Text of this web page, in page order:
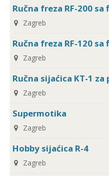
Ručna freza RF-200
Zagreb
Ručna freza RF-120
Zagreb
Ručna sijaćica KT-1
Zagreb
Supermotika
Zagreb
Hobby sijaćica R-4
Zagreb